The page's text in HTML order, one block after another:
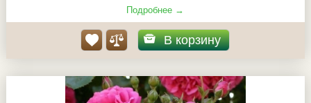
Подробнее →
В корзину